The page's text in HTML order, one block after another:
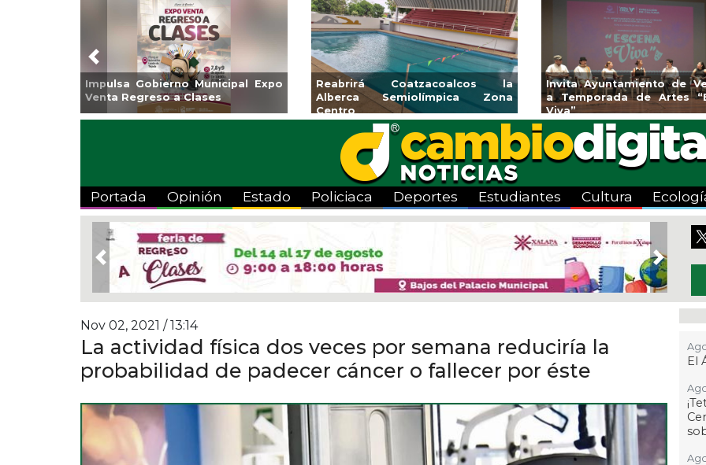
Reabrirá Coatzacoalcos la
Alberca Semiolímpica Zona
Invita Ayuntamiento de Veracruz
a Temporada de Artes “Escena
Viva”
Aplicará CMAS el Programa de
Tandeo durante agosto
Previous
Portada Opinión Estado Policiaca Deportes Estudiantes Cultura
Previous Next
Nov 02, 2021 / 13:14
La actividad física dos veces por semana reduciría la
probabilidad de padecer cáncer o fallecer por éste
El